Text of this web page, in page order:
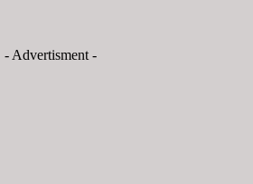
- Advertisment -